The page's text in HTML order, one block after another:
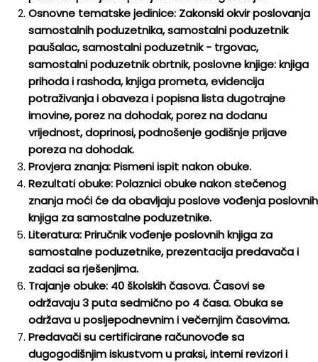
Osnovne tematske jedinice: Zakonski okvir poslovanja
samostalnih poduzetnika, samostalni poduzetnik
paušalac, samostalni poduzetnik - trgovac,
samostalni poduzetnik obrtnik, poslovne knjige: knjiga
prihoda i rashoda, knjiga prometa, evidencija
potraživanja i obaveza i popisna lista dugotrajne
imovine, porez na dohodak, porez na dodanu
vrijednost, doprinosi, podnošenje godišnje prijave
poreza na dohodak.
Provjera znanja: Pismeni ispit nakon obuke.
Rezultati obuke: Polaznici obuke nakon stečenog
znanja moći će da obavljaju poslove vođenja poslovnih
knjiga za samostalne poduzetnike.
Literatura: Priručnik vođenje poslovnih knjiga za
samostalne poduzetnike, prezentacija predavača i
zadaci sa rješenjima.
Trajanje obuke: 40 školskih časova. Časovi se
održavaju 3 puta sedmično po 4 časa. Obuka se
održava u posljepodnevnim i večernjim časovima.
Predavači su certificirane računovođe sa
dugogodišnjim iskustvom u praksi, interni revizori i